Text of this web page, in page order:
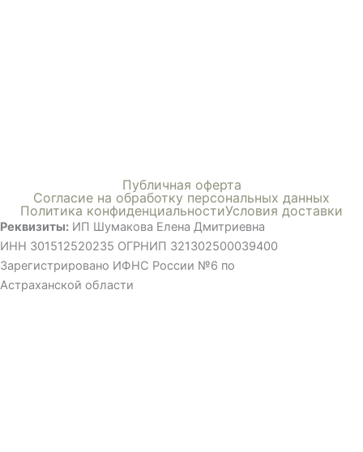
Публичная оферта
Согласие на обработку персональных данных
Политика конфиденциальностиУсловия доставки
Реквизиты: ИП Шумакова Елена Дмитриевна
ИНН 301512520235 ОГРНИП 321302500039400
Зарегистрировано ИФНС России №6 по
Астраханской области